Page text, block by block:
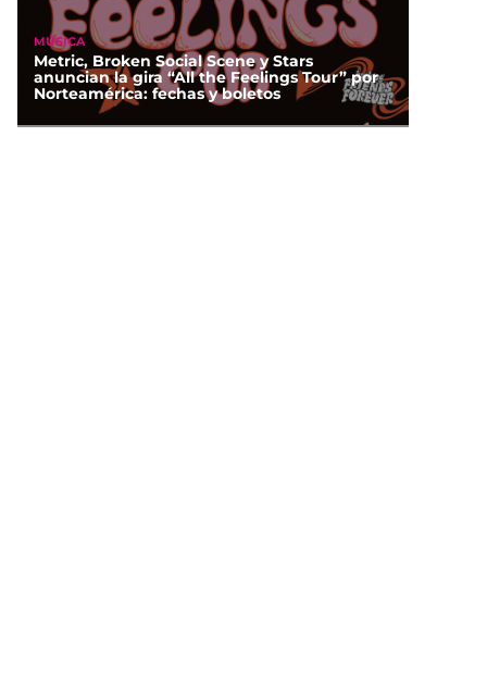
MÚSICA
Metric, Broken Social Scene y Stars
anuncian la gira “All the Feelings Tour” por
Norteamérica: fechas y boletos